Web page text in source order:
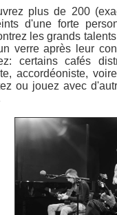
plus de 200
d'une forte
les grands
verre après leur
certains cafés
accordéoniste,
ou jouez avec